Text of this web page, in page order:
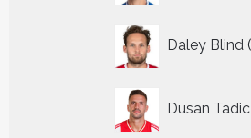
Daley Blind
Dusan Tadic